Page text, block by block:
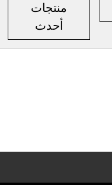
منتجات
أحدث